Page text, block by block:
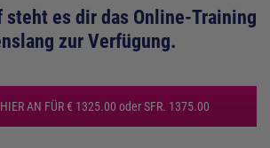
steht es dir das Online-Training
zur Verfügung.
AN FÜR € 1325.00 oder SFR. 1375.00